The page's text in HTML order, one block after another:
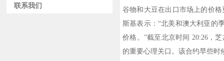
联系我们
谷物和大豆在出口市场上的价
斯基表示：“北美和澳大利亚的
价格。”截至北京时间 20:26，
的重要心理关口。该合约早些时